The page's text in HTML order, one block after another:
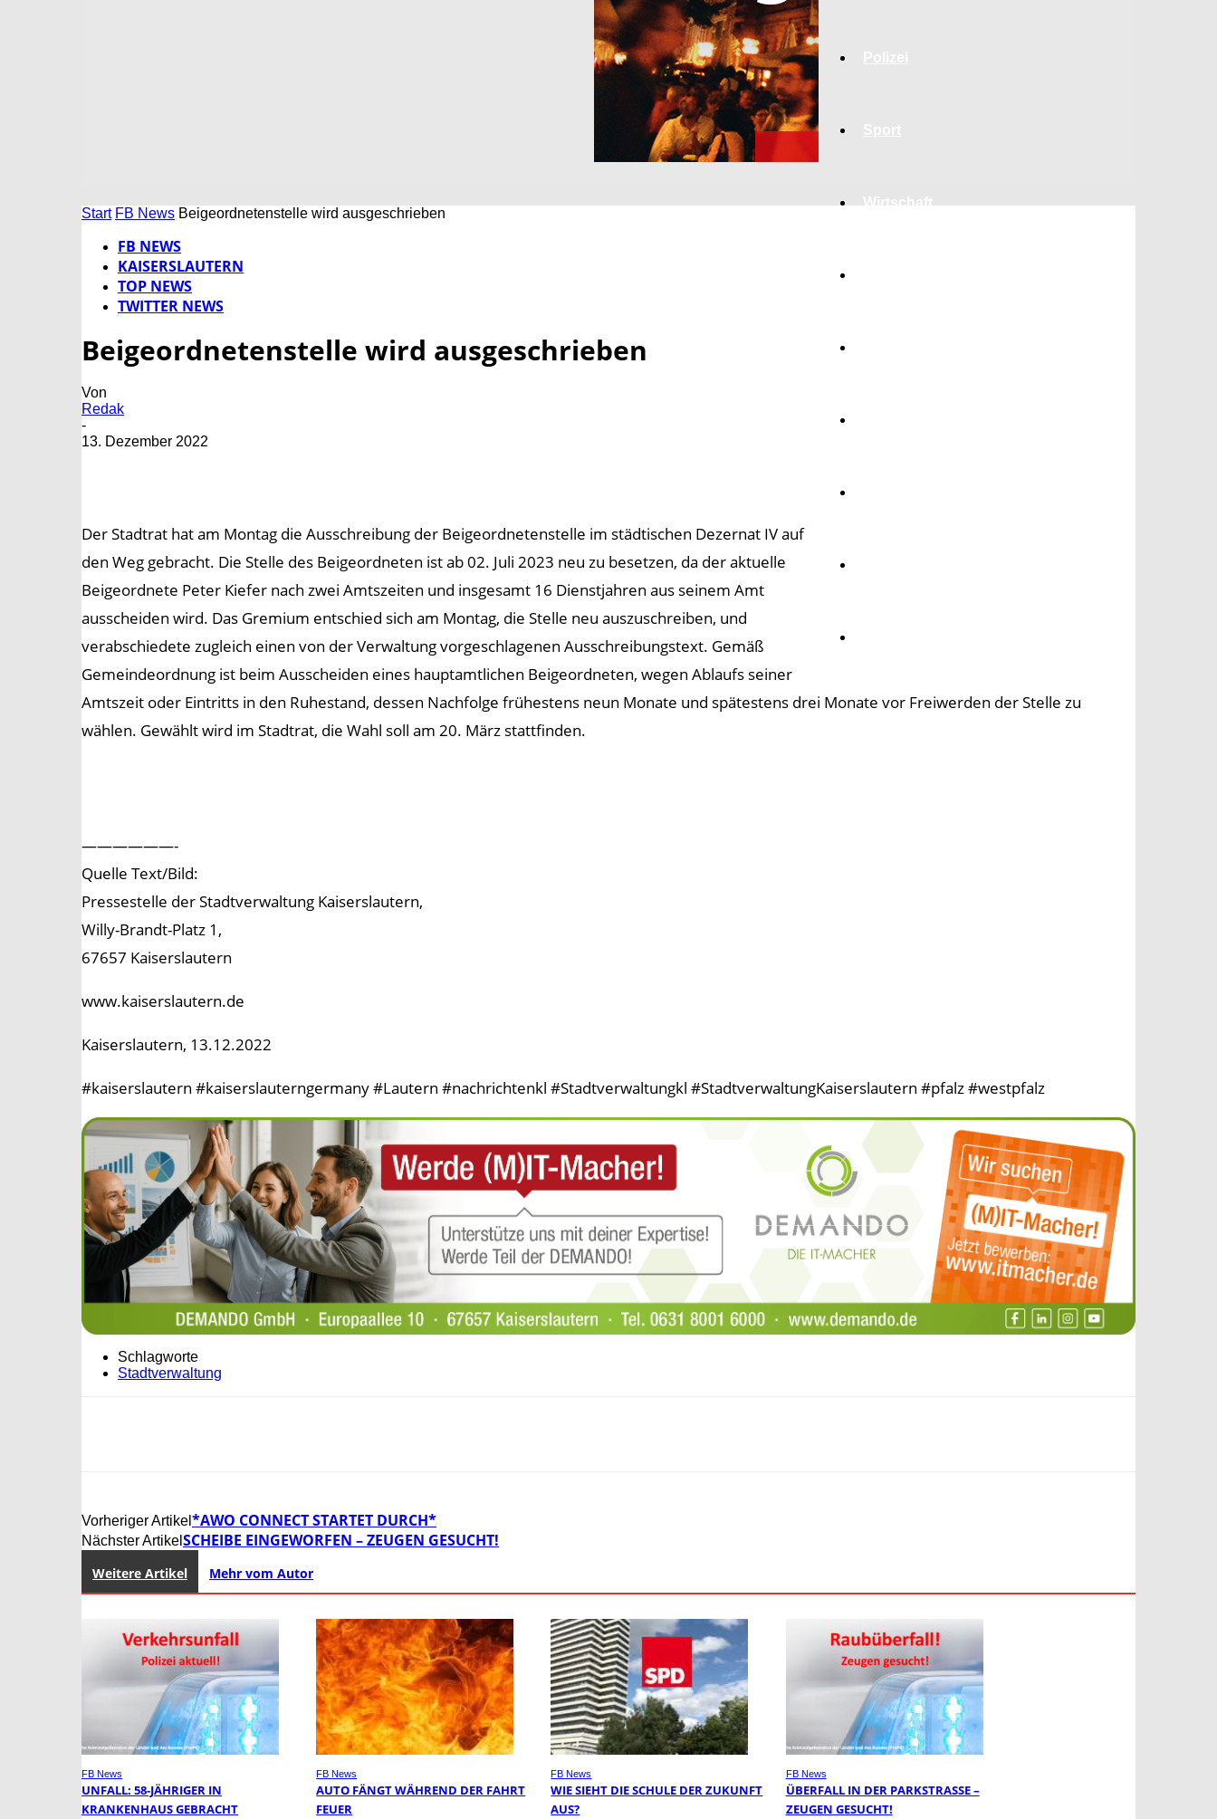
Wirtschaft
Start FB News Beigeordnetenstelle wird ausgeschrieben
FB NEWS
KAISERSLAUTERN
TOP NEWS
TWITTER NEWS
Beigeordnetenstelle wird ausgeschrieben
Von
Redak
-
13. Dezember 2022
Der Stadtrat hat am Montag die Ausschreibung der Beigeordnetenstelle im städtischen Dezernat IV auf
den Weg gebracht. Die Stelle des Beigeordneten ist ab 02. Juli 2023 neu zu besetzen, da der aktuelle
Beigeordnete Peter Kiefer nach zwei Amtszeiten und insgesamt 16 Dienstjahren aus seinem Amt
ausscheiden wird. Das Gremium entschied sich am Montag, die Stelle neu auszuschreiben, und
verabschiedete zugleich einen von der Verwaltung vorgeschlagenen Ausschreibungstext. Gemäß
Gemeindeordnung ist beim Ausscheiden eines hauptamtlichen Beigeordneten, wegen Ablaufs seiner
Amtszeit oder Eintritts in den Ruhestand, dessen Nachfolge frühestens neun Monate und spätestens drei Monate vor Freiwerden der Stelle zu
wählen. Gewählt wird im Stadtrat, die Wahl soll am 20. März stattfinden.
——————-
Quelle Text/Bild:
Pressestelle der Stadtverwaltung Kaiserslautern,
Willy-Brandt-Platz 1,
67657 Kaiserslautern
www.kaiserslautern.de
Kaiserslautern, 13.12.2022
#kaiserslautern #kaiserslauterngermany #Lautern #nachrichtenkl #Stadtverwaltungkl #StadtverwaltungKaiserslautern #pfalz #westpfalz
Schlagworte
Stadtverwaltung
Vorheriger Artikel *AWO CONNECT STARTET DURCH*
Nächster Artikel SCHEIBE EINGEWORFEN – ZEUGEN GESUCHT!
Weitere Artikel Mehr vom Autor
FB News
UNFALL: 58-JÄHRIGER IN
KRANKENHAUS GEBRACHT
FB News
AUTO FÄNGT WÄHREND DER FAHRT
FEUER
FB News
WIE SIEHT DIE SCHULE DER ZUKUNFT
AUS?
FB News
ÜBERFALL IN DER PARKSTRASSE – Z
EUGEN GESUCHT!